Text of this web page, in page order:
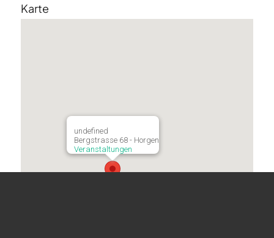
Karte
undefined
Bergstrasse 68 - Horgen
Veranstaltungen